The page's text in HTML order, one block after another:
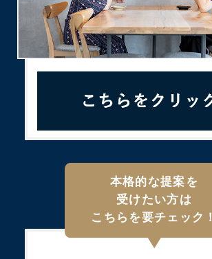
本格的な提案を
受けたい方は
こちらを要チェック！